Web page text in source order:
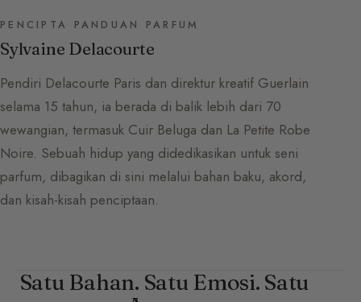
PENCIPTA PANDUAN PARFUM
Sylvaine Delacourte
Pendiri Delacourte Paris dan direktur kreatif Guerlain
selama 15 tahun, ia berada di balik lebih dari 70
wewangian, termasuk Cuir Beluga dan La Petite Robe
Noire. Sebuah hidup yang didedikasikan untuk seni
parfum, dibagikan di sini melalui bahan baku, akord,
dan kisah-kisah penciptaan.
Satu Bahan. Satu Emosi. Satu